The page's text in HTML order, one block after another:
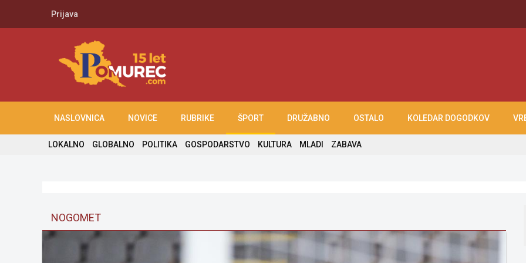
Prijava
NASLOVNICA NOVICE RUBRIKE ŠPORT DRUŽABNO OSTALO KOLEDAR DOGODKOV
LOKALNO GLOBALNO POLITIKA GOSPODARSTVO KULTURA MLADI ZABAVA
NOGOMET